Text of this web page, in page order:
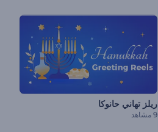
ريلز تهاني حانوكا
9 مشاهد